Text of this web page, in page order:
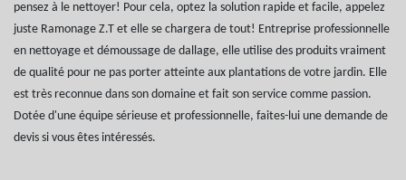
pensez à le nettoyer! Pour cela, optez la solution rapide et facile, appelez
juste Ramonage Z.T et elle se chargera de tout! Entreprise professionnelle
en nettoyage et démoussage de dallage, elle utilise des produits vraiment
de qualité pour ne pas porter atteinte aux plantations de votre jardin. Elle
est très reconnue dans son domaine et fait son service comme passion.
Dotée d'une équipe sérieuse et professionnelle, faites-lui une demande de
devis si vous êtes intéressés.